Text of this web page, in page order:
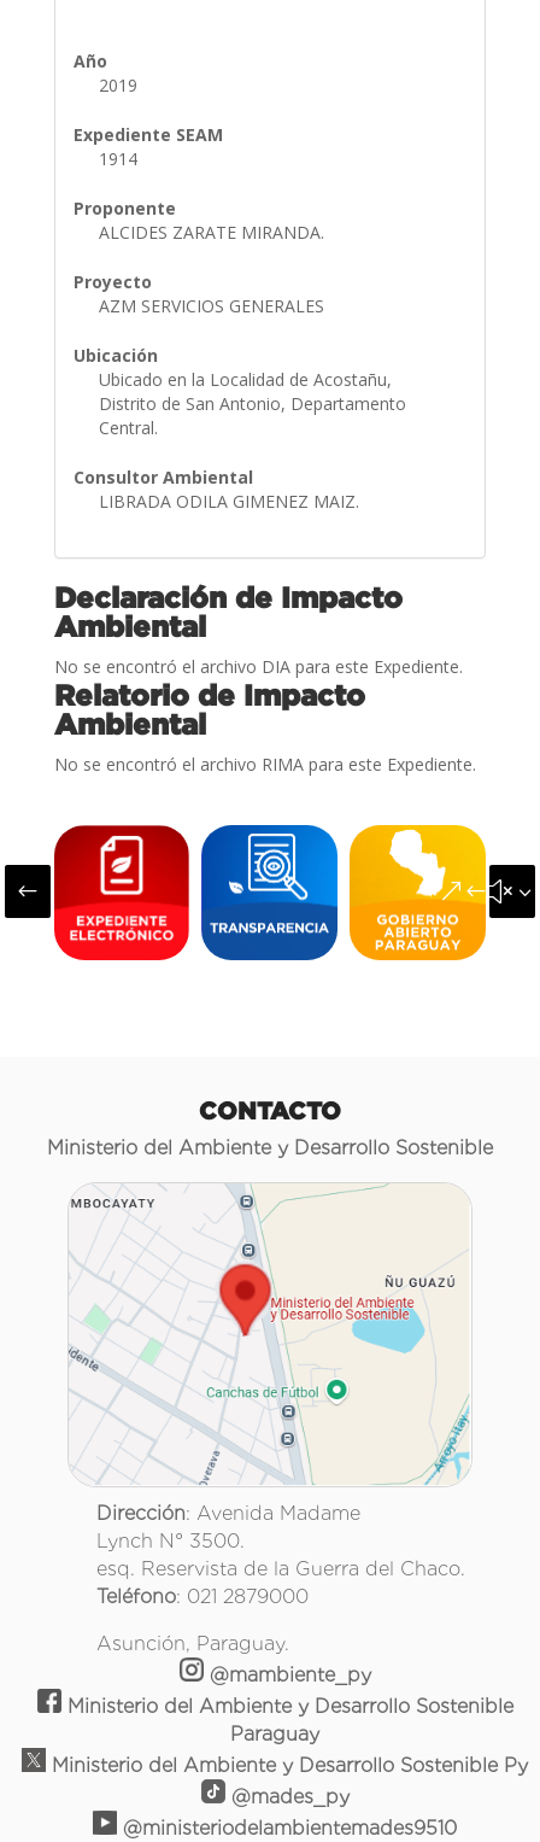
Año
2019
Expediente SEAM
1914
Proponente
ALCIDES ZARATE MIRANDA.
Proyecto
AZM SERVICIOS GENERALES
Ubicación
Ubicado en la Localidad de Acostañu,
Distrito de San Antonio, Departamento
Central.
Consultor Ambiental
LIBRADA ODILA GIMENEZ MAIZ.
Declaración de Impacto
Ambiental
No se encontró el archivo DIA para este Expediente.
Relatorio de Impacto
Ambiental
No se encontró el archivo RIMA para este Expediente.
#
CONTACTO
Ministerio del Ambiente y Desarrollo Sostenible
Dirección: Avenida Madame
Lynch N° 3500.
esq. Reservista de la Guerra del Chaco.
Teléfono: 021 2879000
Asunción, Paraguay.
@mambiente_py
Ministerio del Ambiente y Desarrollo Sostenible
Paraguay
Ministerio del Ambiente y Desarrollo Sostenible Py
@mades_py
@ministeriodelambientemades9510